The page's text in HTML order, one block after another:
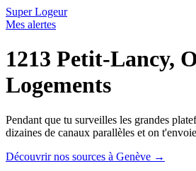
Super Logeur
Mes alertes
1213 Petit-Lancy,
Logements
Pendant que tu surveilles les grandes
dizaines de canaux parallèles et on
Découvrir nos sources à Genève →